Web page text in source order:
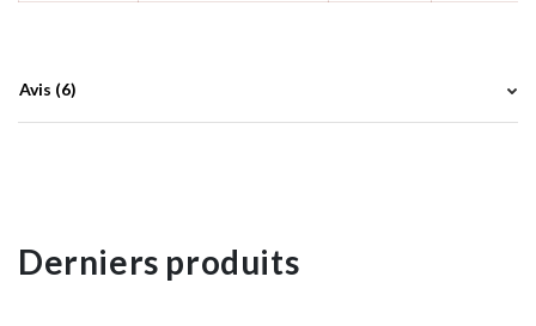
Avis (6)
Derniers produits